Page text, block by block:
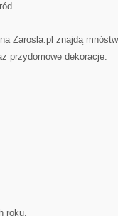
Zarosla.pl znajdą
przydomowe dekoracje.
roku.